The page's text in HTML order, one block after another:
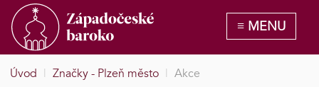
Úvod | Značky - Plzeň město | Akce